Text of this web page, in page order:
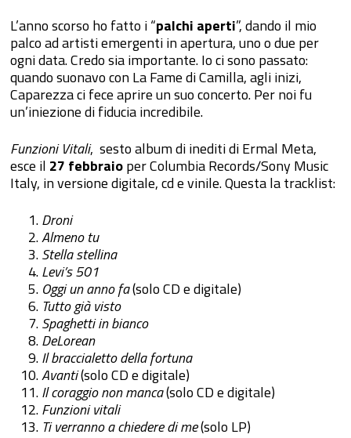
L’anno scorso ho fatto i “palchi aperti”, dando il mio
palco ad artisti emergenti in apertura, uno o due per
ogni data. Credo sia importante. Io ci sono passato:
quando suonavo con La Fame di Camilla, agli inizi,
Caparezza ci fece aprire un suo concerto. Per noi fu
un’iniezione di fiducia incredibile.
Funzioni Vitali, sesto album di inediti di Ermal Meta,
esce il 27 febbraioper Columbia Records/Sony Music
Italy, in versione digitale, cd e vinile. Questa la tracklist:
Droni
Almeno tu
Stella stellina
Levi’s 501
Oggi un anno fa(solo CD e digitale)
Tutto già visto
Spaghetti in bianco
DeLorean
Il braccialetto della fortuna
Avanti(solo CD e digitale)
Il coraggio non manca(solo CD e digitale)
Funzioni vitali
Ti verranno a chiedere di me(solo LP)